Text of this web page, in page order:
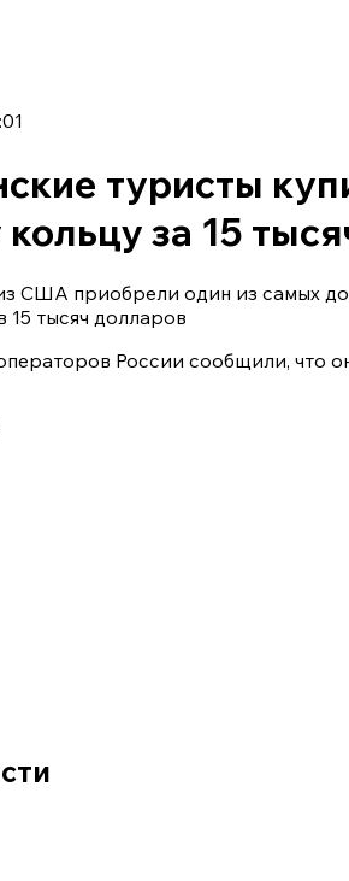
туристы
за 15
США приобрели один из самых
15 тысяч долларов
России сообщили, что